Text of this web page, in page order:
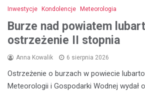
Inwestycje Kondolencje Meteorologia
Burze nad powiatem
ostrzeżenie II stopnia
Anna Kowalik 6 sierpnia 2026
Ostrzeżenie o burzach w powiecie
Meteorologii i Gospodarki Wodnej wydał